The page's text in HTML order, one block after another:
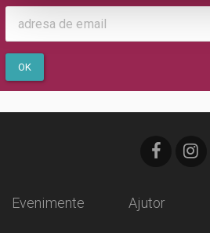
OK
Ajutor
Evenimente